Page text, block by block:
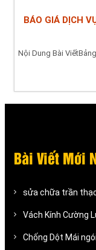
BÁO GIÁ DỊCH
Nội Dung Bài
Bài Viết Mới
sửa chữa trần
Vách Kính Cường
Chống Dột Mái ngói